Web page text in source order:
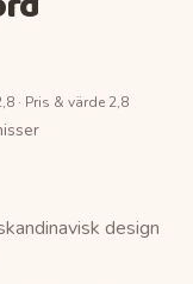
· Pris & värde 2,8
design